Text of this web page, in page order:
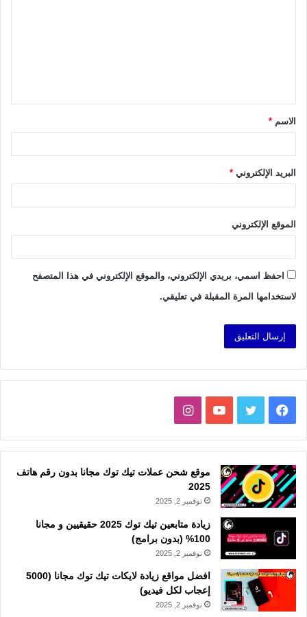
ق
*الاسم *
البريد الإلكتروني *
الموقع الإلكتروني
احفظ اسمي، بريدي الإلكتروني، والموقع الإلكتروني في هذا المتصفح
لاستخدامها المرة المقبلة في تعليقي.
فيسبوك تويتر يوتيوبانستقرام
موقع شحن عملات تيك توك مجانا بدون رقم هاتف
2025
نوفمبر 2, 2025
زيادة متابعين تيك توك 2025 حقيقيين و مجانا
100% (بدون برامج)
نوفمبر 2, 2025
افضل مواقع زيادة لايكات تيك توك مجانا (5000
إعجاب لكل فيديو)
نوفمبر 2, 2025